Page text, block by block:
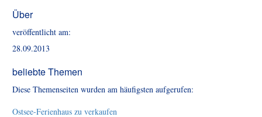
Über
veröffentlicht am:
28.09.2013
beliebte Themen
Diese Themenseiten wurden am häufigsten aufgerufen:
Ostsee-Ferienhaus zu verkaufen